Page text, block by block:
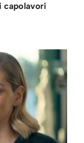
capolavori